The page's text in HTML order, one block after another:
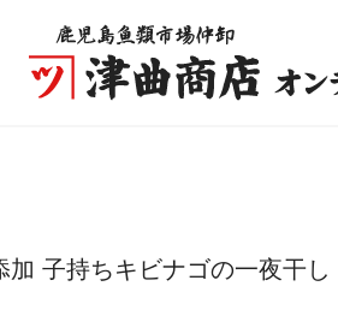
加 子持ちキビナゴの一夜干